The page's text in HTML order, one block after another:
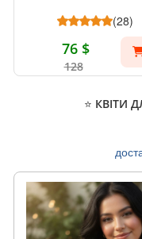
(28)
76 $
128
⭐ КВІТИ